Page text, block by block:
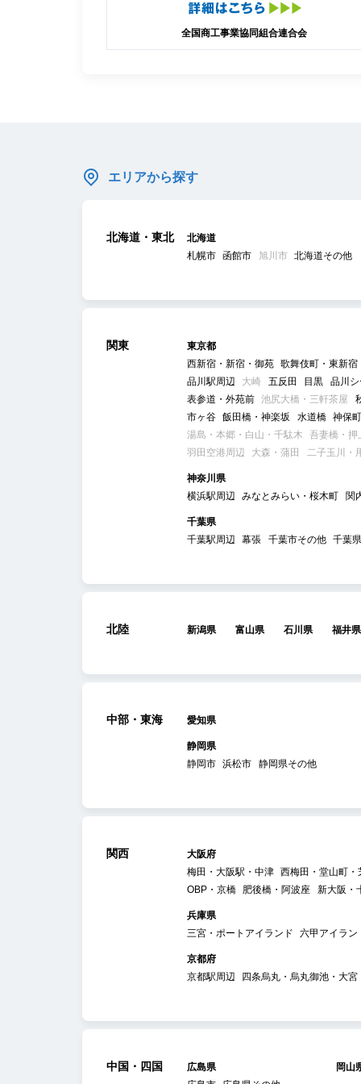
全国商工事業協同組合連合会
エリアから探す
北海道・東北
北海道
札幌市 函館市 旭川市 北海道その他
関東
東京都
西新宿・新宿・御苑 歌舞伎町・東新宿
品川駅周辺
大崎 五反田 目黒
品川
表参道・外苑前 池尻大橋・三軒茶屋
市ヶ谷 飯田橋・神楽坂 水道橋 神保
湯島・本郷・白山・千駄木
吾妻橋・押
羽田空港周辺
大森・蒲田 二子玉川・
神奈川県
横浜駅周辺
みなとみらい・桜木町 関
千葉県
千葉駅周辺
幕張 千葉市その他 千葉
北陸 新潟県 富山県 石川県 福井県
中部・東海 愛知県
静岡県
静岡市 浜松市 静岡県その他
関西
大阪府
梅田・大阪駅・中津 西梅田・堂山町・
OBP・京橋
肥後橋・阿波座 新大阪・
兵庫県
三宮・ポートアイランド
六甲アイラン
京都府
京都駅周辺
四条烏丸・烏丸御池・大宮
中国・四国
広島県
岡山